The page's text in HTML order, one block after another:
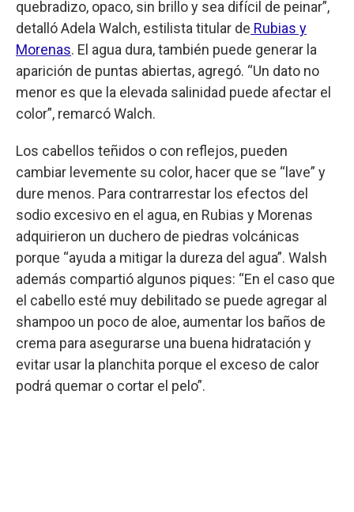
quebradizo, opaco, sin brillo y sea difícil de peinar”,
detalló Adela Walch, estilista titular de Rubias y
Morenas. El agua dura, también puede generar la
aparición de puntas abiertas, agregó. “Un dato no
menor es que la elevada salinidad puede afectar el
color”, remarcó Walch.
Los cabellos teñidos o con reflejos, pueden
cambiar levemente su color, hacer que se “lave” y
dure menos. Para contrarrestar los efectos del
sodio excesivo en el agua, en Rubias y Morenas
adquirieron un duchero de piedras volcánicas
porque “ayuda a mitigar la dureza del agua”. Walsh
además compartió algunos piques: “En el caso que
el cabello esté muy debilitado se puede agregar al
shampoo un poco de aloe, aumentar los baños de
crema para asegurarse una buena hidratación y
evitar usar la planchita porque el exceso de calor
podrá quemar o cortar el pelo”.